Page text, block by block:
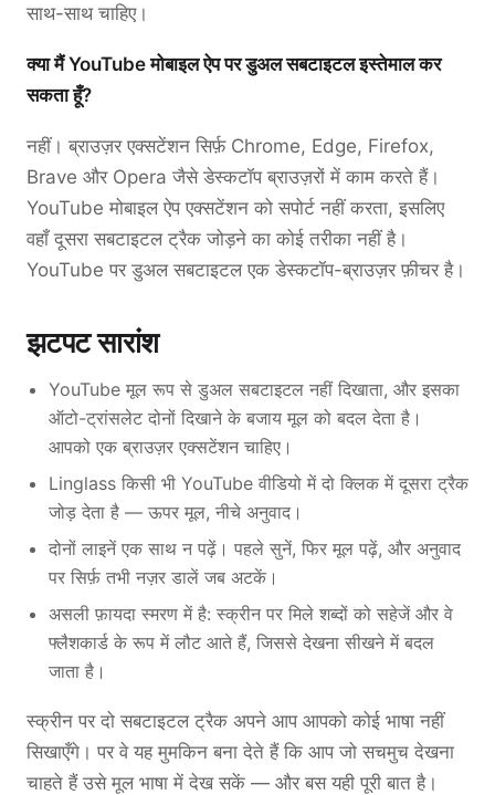
साथ-साथ चाहिए।
क्या मैं YouTube मोबाइल ऐप पर डुअल सबटाइटल इस्तेमाल कर
सकता हूँ?
नहीं। ब्राउज़र एक्सटेंशन सिर्फ़ Chrome, Edge, Firefox,
Brave और Opera जैसे डेस्कटॉप ब्राउज़रों में काम करते हैं।
YouTube मोबाइल ऐप एक्सटेंशन को सपोर्ट नहीं करता, इसलिए
वहाँ दूसरा सबटाइटल ट्रैक जोड़ने का कोई तरीका नहीं है।
YouTube पर डुअल सबटाइटल एक डेस्कटॉप-ब्राउज़र फ़ीचर है।
झटपट सारांश
YouTube मूल रूप से डुअल सबटाइटल नहीं दिखाता, और इसका
ऑटो-ट्रांसलेट दोनों दिखाने के बजाय मूल को बदल देता है।
आपको एक ब्राउज़र एक्सटेंशन चाहिए।
Linglass किसी भी YouTube वीडियो में दो क्लिक में दूसरा ट्रैक
जोड़ देता है — ऊपर मूल, नीचे अनुवाद।
दोनों लाइनें एक साथ न पढ़ें। पहले सुनें, फिर मूल पढ़ें, और अनुवाद
पर सिर्फ़ तभी नज़र डालें जब अटकें।
असली फ़ायदा स्मरण में है: स्क्रीन पर मिले शब्दों को सहेजें और वे
फ्लैशकार्ड के रूप में लौट आते हैं, जिससे देखना सीखने में बदल
जाता है।
स्क्रीन पर दो सबटाइटल ट्रैक अपने आप आपको कोई भाषा नहीं
सिखाएँगे। पर वे यह मुमकिन बना देते हैं कि आप जो सचमुच देखना
चाहते हैं उसे मूल भाषा में देख सकें — और बस यही पूरी बात है।